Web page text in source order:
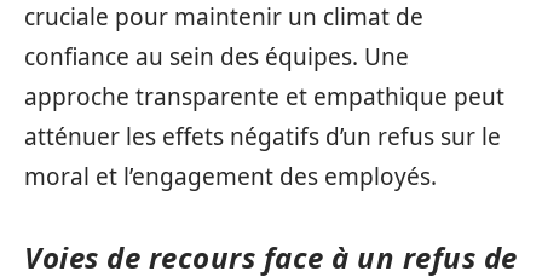
cruciale pour maintenir un climat de
confiance au sein des équipes. Une
approche transparente et empathique peut
atténuer les effets négatifs d’un refus sur le
moral et l’engagement des employés.
Voies de recours face à un refus de